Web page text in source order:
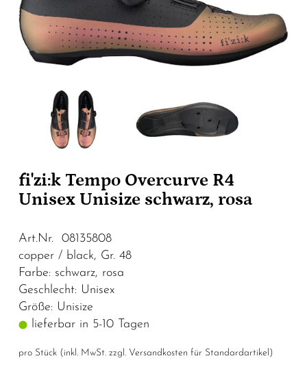
fi'zi:k Tempo Overcurve R4
Unisex Unisize schwarz, rosa
Art.Nr. 08135808
copper / black, Gr. 48
Farbe: schwarz, rosa
Geschlecht: Unisex
Größe: Unisize
lieferbar in 5-10 Tagen
pro Stück (inkl. MwSt. zzgl. Versandkosten für Standardartikel )